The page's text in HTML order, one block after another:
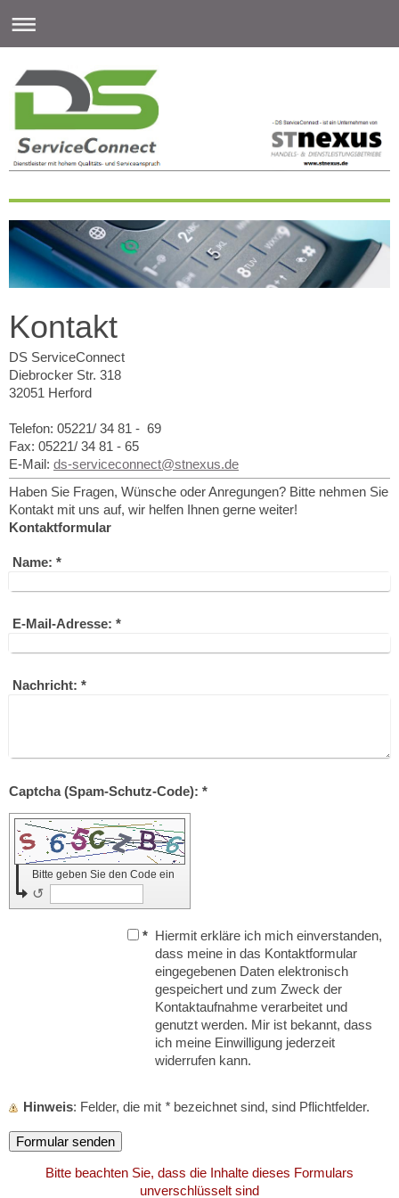
Kontakt
DS ServiceConnect
Diebrocker Str. 318
32051 Herford
Telefon: 05221/ 34 81 - 69
Fax: 05221/ 34 81 - 65
E-Mail: ds-serviceconnect@stnexus.de
Haben Sie Fragen, Wünsche oder Anregungen? Bitte nehmen Sie
Kontakt mit uns auf, wir helfen Ihnen gerne weiter!
Kontaktformular
Name: *
E-Mail-Adresse: *
Nachricht: *
Captcha (Spam-Schutz-Code): *
Bitte geben Sie den Code ein
↺
* Hiermit erkläre ich mich einverstanden,
dass meine in das Kontaktformular
eingegebenen Daten elektronisch
gespeichert und zum Zweck der
Kontaktaufnahme verarbeitet und
genutzt werden. Mir ist bekannt, dass
ich meine Einwilligung jederzeit
widerrufen kann.
Hinweis : Felder, die mit * bezeichnet sind, sind Pflichtfelder.
Bitte beachten Sie, dass die Inhalte dieses Formulars
unverschlüsselt sind